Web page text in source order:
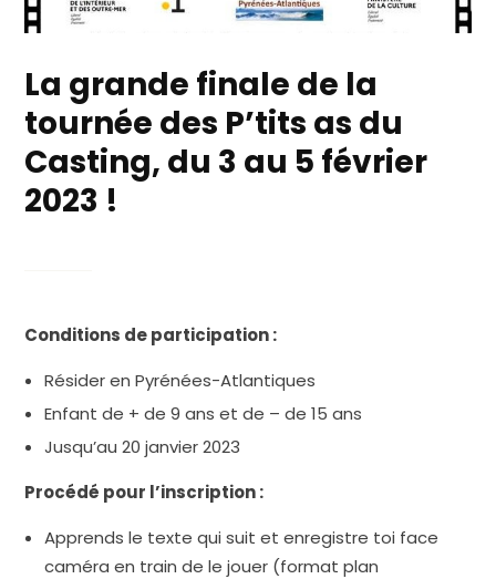
La grande finale de la
tournée des P’tits as du
Casting, du 3 au 5 février
2023 !
Conditions de participation :
Résider en Pyrénées-Atlantiques
Enfant de + de 9 ans et de – de 15 ans
Jusqu’au 20 janvier 2023
Procédé pour l’inscription :
Apprends le texte qui suit et enregistre toi face
caméra en train de le jouer (format plan